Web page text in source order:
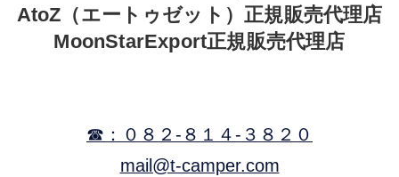
AtoZ（エートゥゼット）正規販売代理店
MoonStarExport正規販売代理店
☎： ０８２-８１４-３８２０
mail@t-camper.com